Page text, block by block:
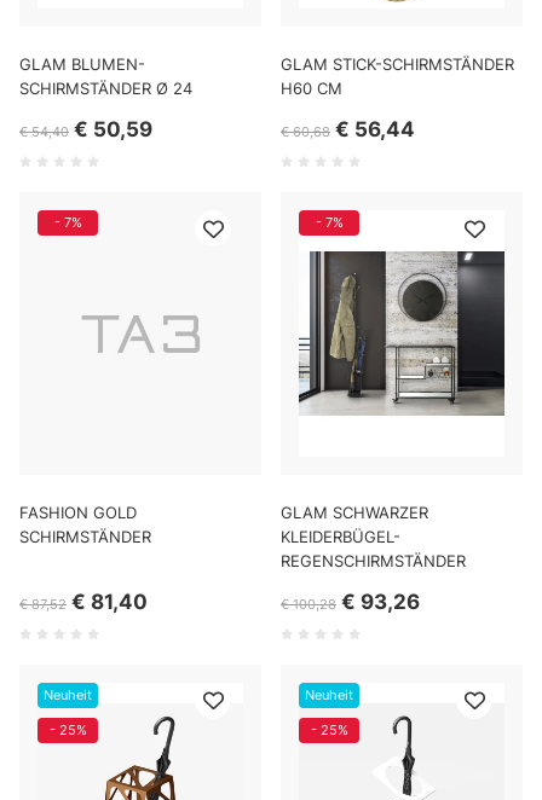
GLAM BLUMEN-
SCHIRMSTÄNDER Ø 24
€ 54,40 € 50,59
GLAM STICK-SCHIRMSTÄNDER
H60 CM
€ 60,68 € 56,44
- 7%
FASHION GOLD
SCHIRMSTÄNDER
€ 87,52 € 81,40
- 7%
GLAM SCHWARZER
KLEIDERBÜGEL-
REGENSCHIRMSTÄNDER
€ 100,28 € 93,26
Neuheit
- 25%
Neuheit
- 25%